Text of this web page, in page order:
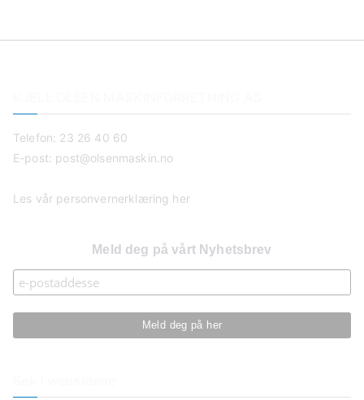
Telefon: 23 26 40 60
E-post: post@olsenmaskin.no
Les vår personvernerklæring her
Meld deg på vårt Nyhetsbrev